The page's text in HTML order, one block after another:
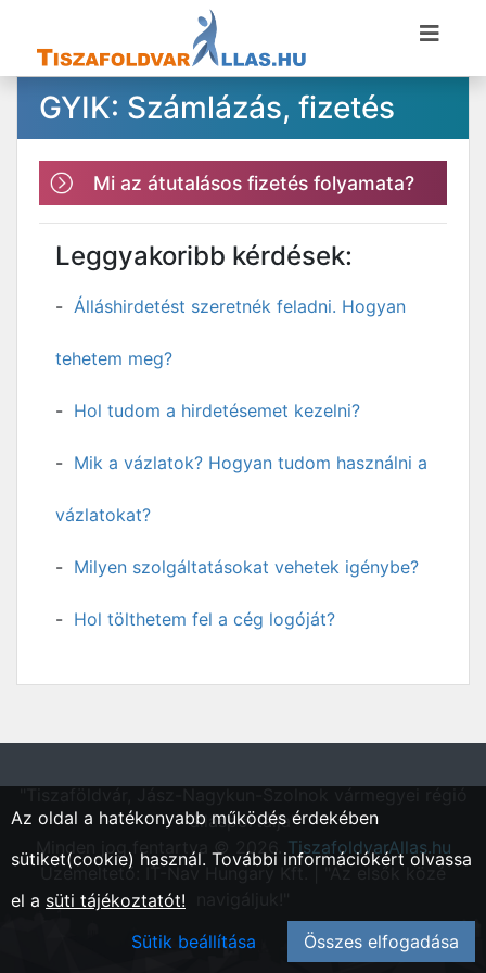
GYIK: Számlázás, fizetés
Mi az átutalásos fizetés folyamata?
Leggyakoribb kérdések:
Álláshirdetést szeretnék feladni. Hogyan
tehetem meg?
Hol tudom a hirdetésemet kezelni?
Mik a vázlatok? Hogyan tudom használni a
vázlatokat?
Milyen szolgáltatásokat vehetek igénybe?
Hol tölthetem fel a cég logóját?
állásportálja"
Minden jog fentartva © 2026.TiszafoldvarAllas.hu
Üzemeltető: IT-Nav Hungary Kft. | "Az elsők közé
Az oldal a hatékonyabb működés érdekében
sütiket(cookie) használ. További információkért olvassa
el a süti tájékoztatót!
Sütik beállítása
Összes elfogadása